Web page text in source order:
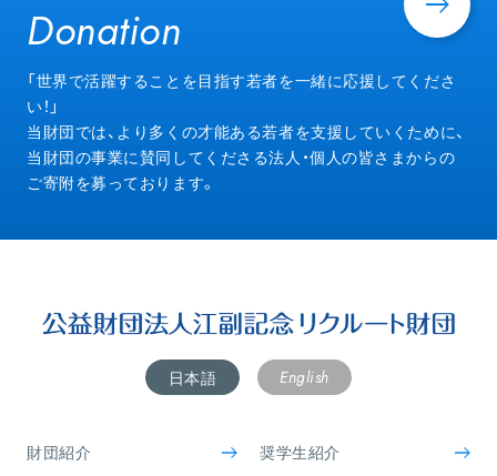
Donation
Donation
「世界で活躍することを目指す若者を一緒に応援してくださ
い！」
当財団では、より多くの才能ある若者を支援していくために、
当財団の事業に賛同してくださる法人・個人の皆さまからの
ご寄附を募っております。
日本語 English
財団紹介 奨学生紹介